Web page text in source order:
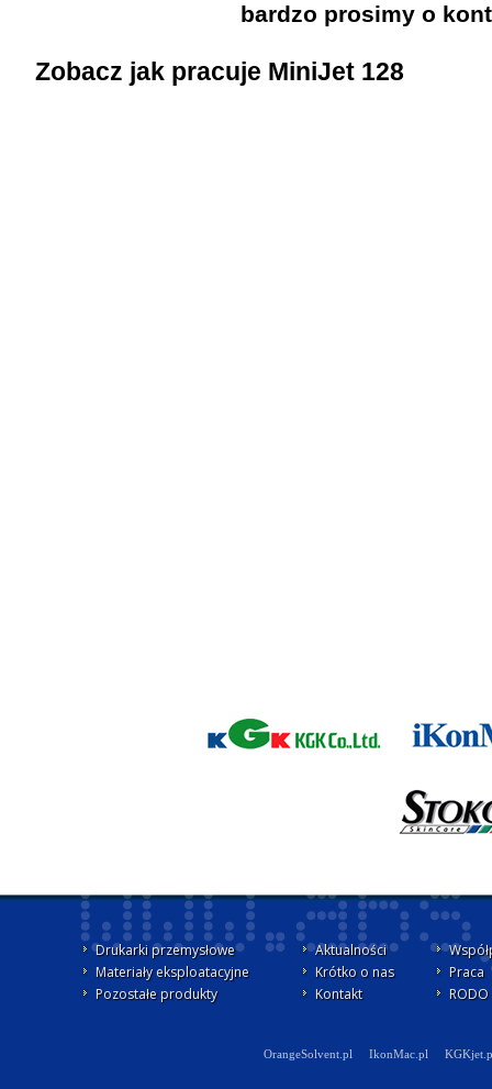
bardzo prosimy o
Zobacz jak pracuje MiniJet 128
Drukarki przemysłowe
Materiały eksploatacyjne
Pozostałe produkty
Aktualności
Krótko o nas
Kontakt
Praca
OrangeSolvent.pl IkonMac.pl